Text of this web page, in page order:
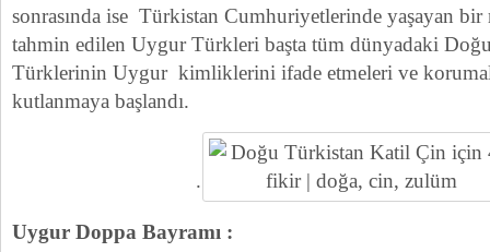
sonrasında ise Türkistan Cumhuriyetlerinde yaşayan
tahmin edilen Uygur Türkleri başta tüm dünyadaki
Türklerinin Uygur kimliklerini ifade etmeleri ve
kutlanmaya başlandı.
.
Uygur Doppa Bayramı :